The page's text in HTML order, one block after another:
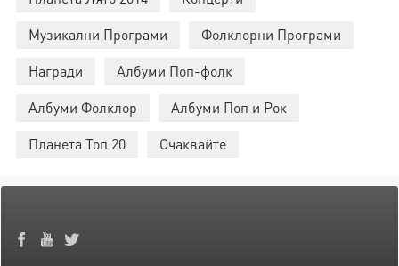
Музикални Програми
Фолклорни Програми
Награди
Албуми Поп-фолк
Албуми Фолклор
Албуми Поп и Рок
Планета Топ 20
Очаквайте